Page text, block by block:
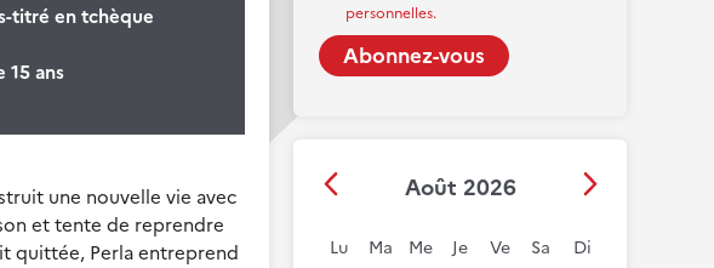
personnelles.
Août 2026
Lu Ma Me Je Ve Sa Di
titré en tchèque
15 ans
une nouvelle vie avec
et tente de reprendre
quittée, Perla entreprend